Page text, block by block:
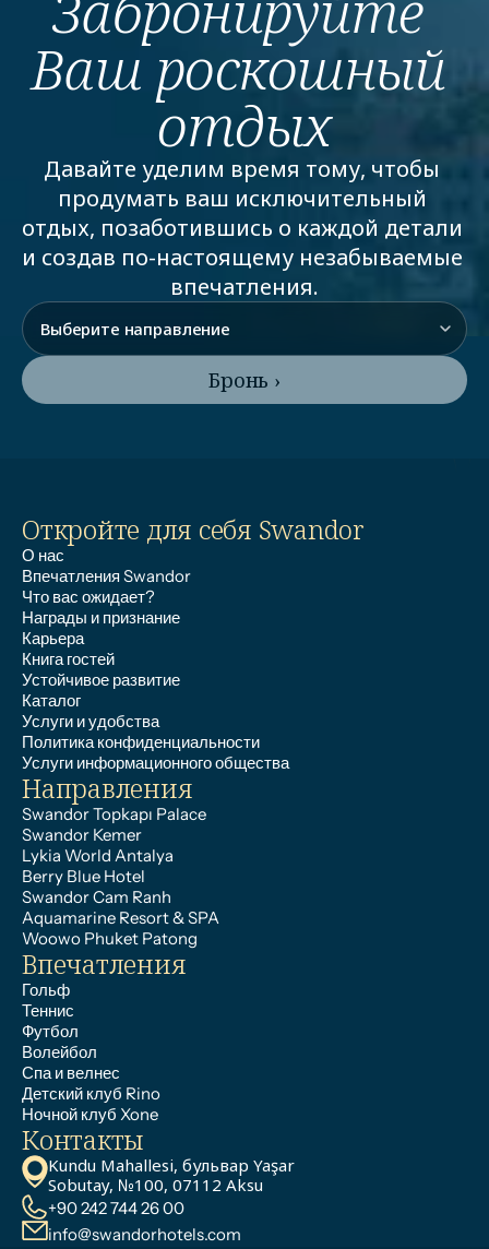
Ваш роскошный
отдых
Давайте уделим время тому, чтобы
продумать ваш исключительный
отдых, позаботившись о каждой детали
и создав по-настоящему незабываемые
впечатления.
Бронь ›
Откройте для себя Swandor
О нас
Впечатления Swandor
Что вас ожидает?
Награды и признание
Карьера
Книга гостей
Устойчивое развитие
Каталог
Услуги и удобства
Политика конфиденциальности
Услуги информационного общества
Направления
Swandor Topkapı Palace
Swandor Kemer
Lykia World Antalya
Berry Blue Hotel
Swandor Cam Ranh
Aquamarine Resort & SPA
Woowo Phuket Patong
Впечатления
Гольф
Теннис
Футбол
Волейбол
Спа и велнес
Детский клуб Rino
Ночной клуб Xone
Контакты
Kundu Mahallesi, бульвар Yaşar
Sobutay, №100, 07112 Aksu
+90 242 744 26 00
info@swandorhotels.com